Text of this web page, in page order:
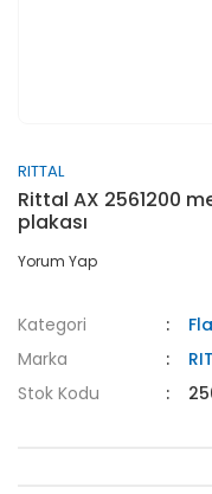
RITTAL
Rittal AX 2561200
plakası
Yorum Yap
Kategori
Marka
Stok Kodu